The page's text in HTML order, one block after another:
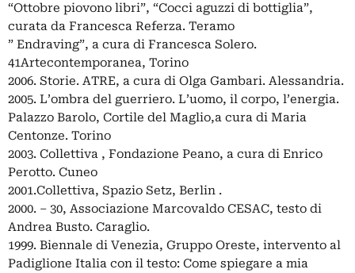
“Ottobre piovono libri”, “Cocci aguzzi di bottiglia”,
curata da Francesca Referza. Teramo
” Endraving”, a cura di Francesca Solero.
41Artecontemporanea, Torino
2006. Storie. ATRE, a cura di Olga Gambari. Alessandria.
2005. L’ombra del guerriero. L’uomo, il corpo, l’energia.
Palazzo Barolo, Cortile del Maglio,a cura di Maria
Centonze. Torino
2003. Collettiva , Fondazione Peano, a cura di Enrico
Perotto. Cuneo
2001.Collettiva, Spazio Setz, Berlin .
2000. – 30, Associazione Marcovaldo CESAC, testo di
Andrea Busto. Caraglio.
1999. Biennale di Venezia, Gruppo Oreste, intervento al
Padiglione Italia con il testo: Come spiegare a mia